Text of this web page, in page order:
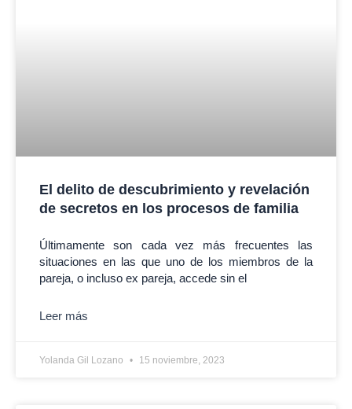
El delito de descubrimiento y revelación
de secretos en los procesos de familia
Últimamente son cada vez más frecuentes las
situaciones en las que uno de los miembros de la
pareja, o incluso ex pareja, accede sin el
Leer más
Yolanda Gil Lozano 15 noviembre, 2023